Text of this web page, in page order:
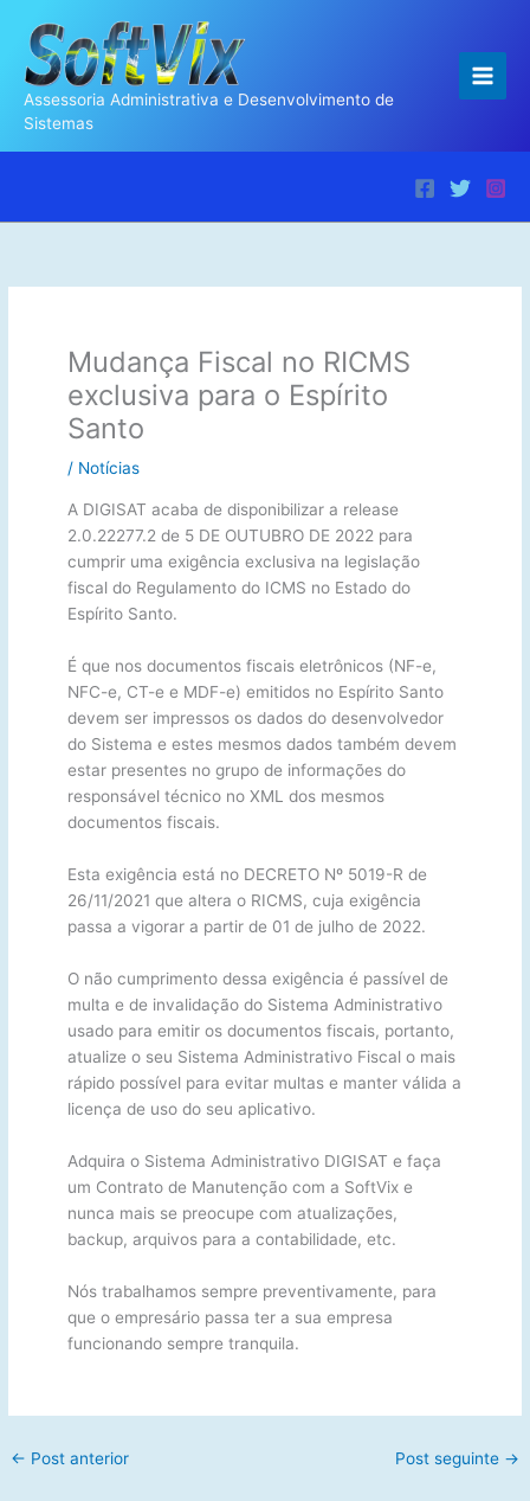
para
conteúdo
Assessoria Administrativa e Desenvolvimento de
Sistemas
Mudança Fiscal no RICMS
exclusiva para o Espírito
Santo
/ Notícias
A DIGISAT acaba de disponibilizar a release
2.0.22277.2 de 5 DE OUTUBRO DE 2022 para
cumprir uma exigência exclusiva na legislação
fiscal do Regulamento do ICMS no Estado do
Espírito Santo.
É que nos documentos fiscais eletrônicos (NF-e,
NFC-e, CT-e e MDF-e) emitidos no Espírito Santo
devem ser impressos os dados do desenvolvedor
do Sistema e estes mesmos dados também devem
estar presentes no grupo de informações do
responsável técnico no XML dos mesmos
documentos fiscais.
Esta exigência está no DECRETO Nº 5019-R de
26/11/2021 que altera o RICMS, cuja exigência
passa a vigorar a partir de 01 de julho de 2022.
O não cumprimento dessa exigência é passível de
multa e de invalidação do Sistema Administrativo
usado para emitir os documentos fiscais, portanto,
atualize o seu Sistema Administrativo Fiscal o mais
rápido possível para evitar multas e manter válida a
licença de uso do seu aplicativo.
Adquira o Sistema Administrativo DIGISAT e faça
um Contrato de Manutenção com a SoftVix e
nunca mais se preocupe com atualizações,
backup, arquivos para a contabilidade, etc.
Nós trabalhamos sempre preventivamente, para
que o empresário passa ter a sua empresa
funcionando sempre tranquila.
← Post anterior Post seguinte →